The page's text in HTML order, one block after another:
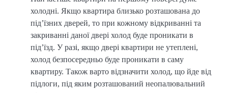
холодні. Якщо квартира близько розташована до
під’їзних дверей, то при кожному відкриванні та
закриванні даної двері холод буде проникати в
під’їзд. У разі, якщо двері квартири не утеплені,
холод безпосередньо буде проникати в саму
квартиру. Також варто відзначити холод, що йде від
підлоги, під яким розташований неопалювальний